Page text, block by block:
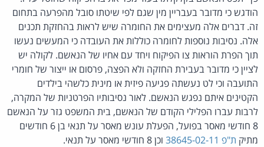
הודגש כי מדובר בעבריין מין שגם לפי שיטתו סובל מהפרעה בתחום
זה. דברים אלה מעצימים את החומרה שיש לראות בהחזקת תכנים
אלה. נסיבות נוספות לחומרה כוללות את העובדה כי המעשים נעשו
תוך הפרת הוראות צו הפיקוח ויחד עם אחיו של הנאשם. לקולה יש
לציין כי מדובר בעבירת החזקה ולא הפצה, פרסום או ייצור של חומרי
התועבה וכי לט נעשתה פגיעה פיזית או מינית כלשהי בילדים
הקטינים איתם נפגש הנאשם. לאור נסיבותיו הפרטניות של המקרה,
לרבות עברו הפלילי הקודם של הנאשם, בית המשפט גזר על הנאשם
8 חודשי מאסר בפועל, הפעלת עונש מאסר על תנאי בן 6 חודשים
מתיק ת"פ 38645-02-11 וכן 8 חודשי מאסר על תנאי.